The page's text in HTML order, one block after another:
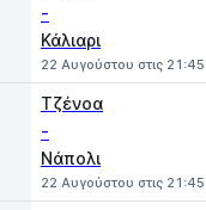
-
Κάλιαρι
22 Αυγούστου στις 21:45
Τζένοα
-
Νάπολι
22 Αυγούστου στις 21:45